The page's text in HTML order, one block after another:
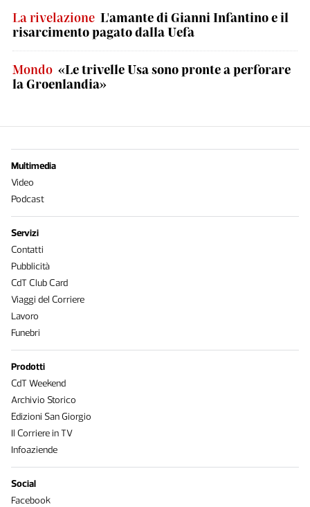
La rivelazione L'amante di Gianni Infantino e il
risarcimento pagato dalla Uefa
Mondo «Le trivelle Usa sono pronte a perforare
la Groenlandia»
Multimedia
Video
Podcast
Servizi
Contatti
Pubblicità
CdT Club Card
Viaggi del Corriere
Lavoro
Funebri
Prodotti
CdT Weekend
Archivio Storico
Edizioni San Giorgio
Il Corriere in TV
Infoaziende
Social
Facebook